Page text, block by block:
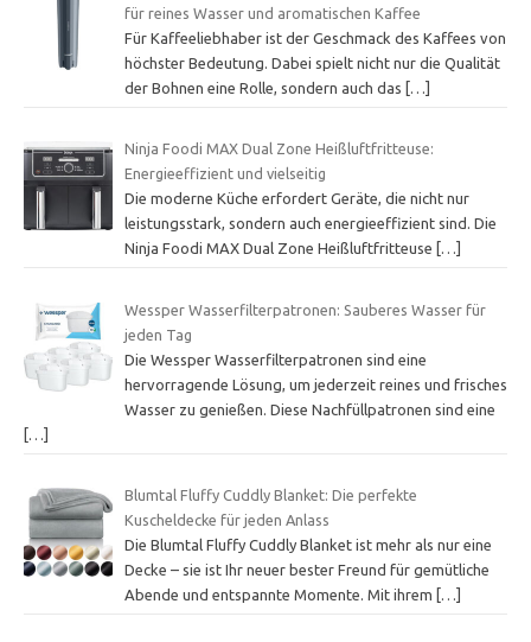
für reines Wasser und aromatischen Kaffee
Für Kaffeeliebhaber ist der Geschmack des Kaffees von
höchster Bedeutung. Dabei spielt nicht nur die Qualität
der Bohnen eine Rolle, sondern auch das
[…]
Ninja Foodi MAX Dual Zone Heißluftfritteuse:
Energieeffizient und vielseitig
Die moderne Küche erfordert Geräte, die nicht nur
leistungsstark, sondern auch energieeffizient sind. Die
Ninja Foodi MAX Dual Zone Heißluftfritteuse
[…]
Wessper Wasserfilterpatronen: Sauberes Wasser für
jeden Tag
Die Wessper Wasserfilterpatronen sind eine
hervorragende Lösung, um jederzeit reines und frisches
Wasser zu genießen. Diese Nachfüllpatronen sind eine
[…]
Blumtal Fluffy Cuddly Blanket: Die perfekte
Kuscheldecke für jeden Anlass
Die Blumtal Fluffy Cuddly Blanket ist mehr als nur eine
Decke – sie ist Ihr neuer bester Freund für gemütliche
Abende und entspannte Momente. Mit ihrem
[…]